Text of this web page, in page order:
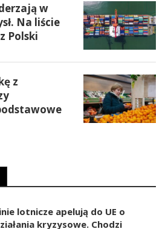
w
Na liście
Polski
z
lotnicze apelują do UE o
kryzysowe. Chodzi